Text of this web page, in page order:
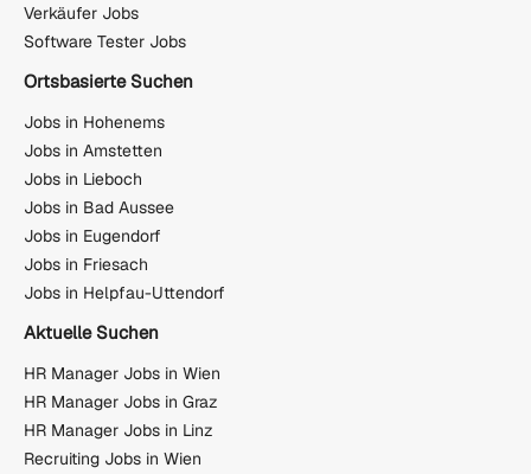
Verkäufer Jobs
Software Tester Jobs
Ortsbasierte Suchen
Jobs in Hohenems
Jobs in Amstetten
Jobs in Lieboch
Jobs in Bad Aussee
Jobs in Eugendorf
Jobs in Friesach
Jobs in Helpfau-Uttendorf
Aktuelle Suchen
HR Manager Jobs in Wien
HR Manager Jobs in Graz
HR Manager Jobs in Linz
Recruiting Jobs in Wien